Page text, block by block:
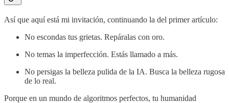
Así que aquí está mi invitación, continuando la del primer artículo:
No escondas tus grietas. Repáralas con oro.
No temas la imperfección. Estás llamado a más.
No persigas la belleza pulida de la IA. Busca la belleza rugosa
de lo real.
Porque en un mundo de algoritmos perfectos, tu humanidad